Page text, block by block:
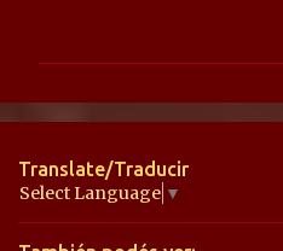
n
a
r
Translate/Traducir
Select Language ▼